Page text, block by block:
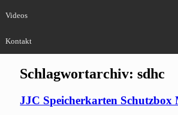
Videos
Kontakt
Schlagwortarchiv:sdhc
JJC Speicherkarten Schutzbox